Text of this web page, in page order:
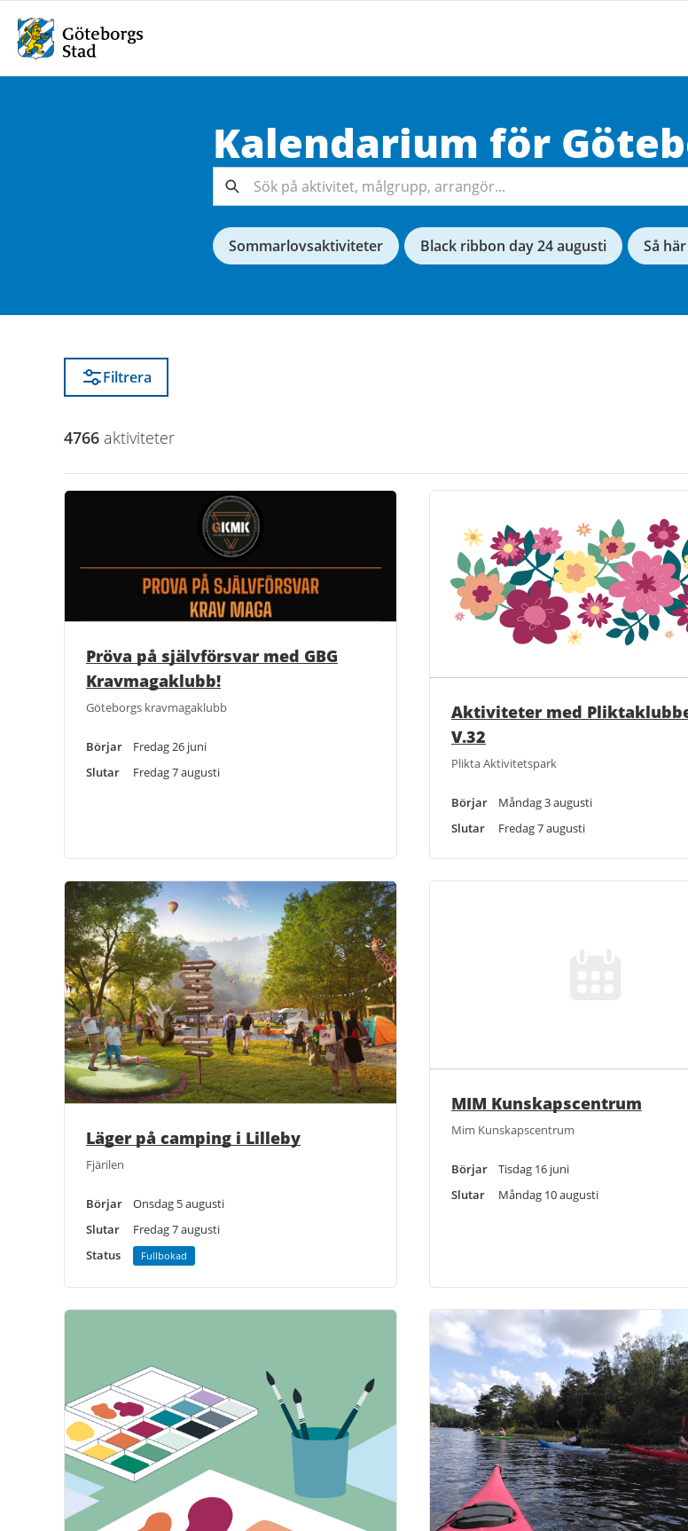
Kalendarium för
Sök på
aktivitet,
målgrupp,
arrangör...
Sök
Sommarlovsaktiviteter Black ribbon day 24 augusti Så
Filtrera
4766 aktiviteter
Pröva på självförsvar med GBG
Kravmagaklubb!
Göteborgs kravmagaklubb
Börjar
Fredag 26 juni
Slutar
Fredag 7 augusti
Aktiviteter med
V.32
Plikta Aktivitetspark
Börjar
Måndag 3 augusti
Slutar
Fredag 7 augusti
Läger på camping i Lilleby
Fjärilen
Börjar
Onsdag 5 augusti
Slutar
Fredag 7 augusti
Status
Fullbokad
MIM Kunskapscentrum
Mim Kunskapscentrum
Börjar
Tisdag 16 juni
Slutar
Måndag 10 augusti